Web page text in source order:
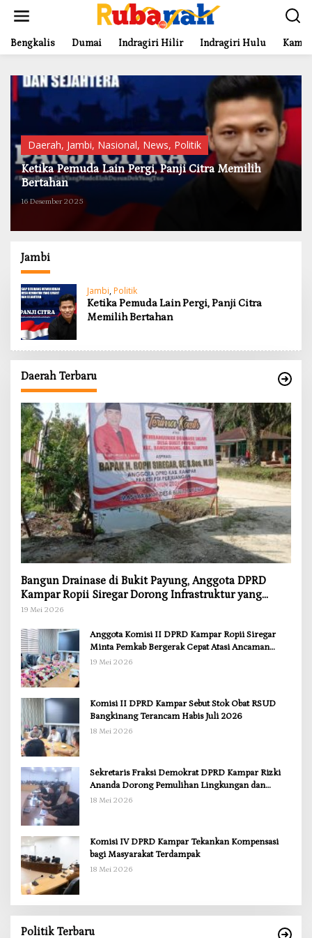
t
Bengkalis Dumai Indragiri Hilir Indragiri Hulu
Daerah, Jambi, Nasional, News, Politik
Ketika Pemuda Lain Pergi, Panji Citra Memilih
Bertahan
16 Desember 2025
Jambi
Jambi, Politik
Ketika Pemuda Lain Pergi, Panji Citra
Memilih Bertahan
Daerah Terbaru
Bangun Drainase di Bukit Payung, Anggota DPRD
Kampar Ropii Siregar Dorong Infrastruktur yang
Menyentuh Kebutuhan Dasar
19 Mei 2026
Anggota Komisi II DPRD Kampar Ropii Siregar
Minta Pemkab Bergerak Cepat Atasi Ancaman
Kekosongan Obat demi Wujudkan Kampar Dihati
19 Mei 2026
Komisi II DPRD Kampar Sebut Stok Obat RSUD
Bangkinang Terancam Habis Juli 2026
18 Mei 2026
Sekretaris Fraksi Demokrat DPRD Kampar Rizki
Ananda Dorong Pemulihan Lingkungan dan
Kompensasi untuk Warga Sungai Tapung
18 Mei 2026
Komisi IV DPRD Kampar Tekankan Kompensasi
bagi Masyarakat Terdampak
18 Mei 2026
Politik Terbaru